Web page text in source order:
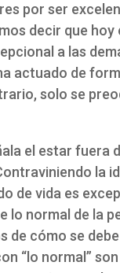
por ser
decir que hoy
a las
actuado de
solo se
el estar fuera
la
de vida es
normal de la
de cómo se
“lo normal”